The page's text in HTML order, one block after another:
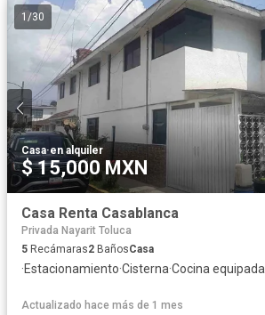
1 /30
Casa·en alquiler
$ 15,000 MXN
Casa Renta Casablanca
Privada Nayarit Toluca
5 Recámaras2 BañosCasa
·Estacionamiento·Cisterna·Cocina equipada
Actualizado hace más de 1 mes